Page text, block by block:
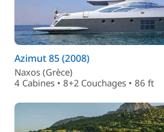
Azimut 85 (2008)
Naxos (Grèce)
4 Cabines • 8+2 Couchages • 86 ft